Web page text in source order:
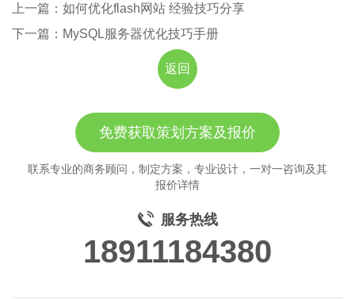
上一篇：如何优化flash网站 经验技巧分享
下一篇：MySQL服务器优化技巧手册
返回
免费获取策划方案及报价
联系专业的商务顾问，制定方案，专业设计，一对一咨询及其
报价详情
服务热线
18911184380